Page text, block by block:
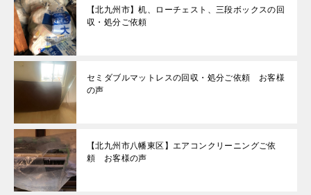
【北九州市】机、ローチェスト、三段ボックスの回
収・処分ご依頼
セミダブルマットレスの回収・処分ご依頼 お客様
の声
【北九州市八幡東区】エアコンクリーニングご依
頼 お客様の声